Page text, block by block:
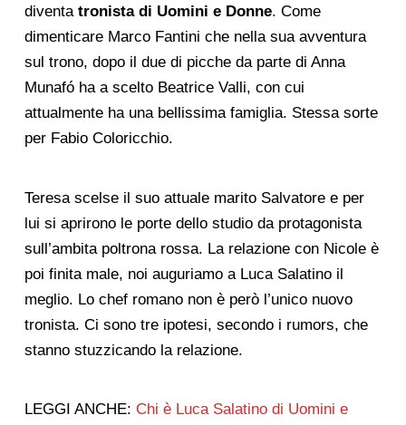
diventa tronista di Uomini e Donne. Come
dimenticare Marco Fantini che nella sua avventura
sul trono, dopo il due di picche da parte di Anna
Munafó ha a scelto Beatrice Valli, con cui
attualmente ha una bellissima famiglia. Stessa sorte
per Fabio Coloricchio.
Teresa scelse il suo attuale marito Salvatore e per
lui si aprirono le porte dello studio da protagonista
sull’ambita poltrona rossa. La relazione con Nicole è
poi finita male, noi auguriamo a Luca Salatino il
meglio. Lo chef romano non è però l’unico nuovo
tronista. Ci sono tre ipotesi, secondo i rumors, che
stanno stuzzicando la relazione.
LEGGI ANCHE: Chi è Luca Salatino di Uomini e